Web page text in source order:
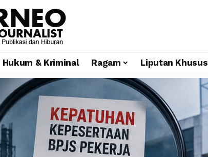
Hukum & Kriminal Ragam Liputan Khusus